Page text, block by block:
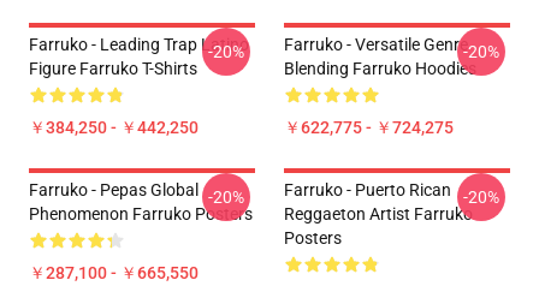
Farruko - Leading Trap Latino
Figure Farruko T-Shirts
￥384,250 - ￥442,250
-20%
Farruko - Versatile Genre
Blending Farruko Hoodies
￥622,775 - ￥724,275
-20%
Farruko - Pepas Global
Phenomenon Farruko Posters
￥287,100 - ￥665,550
-20%
Farruko - Puerto Rican
Reggaeton Artist Farruko
Posters
-20%